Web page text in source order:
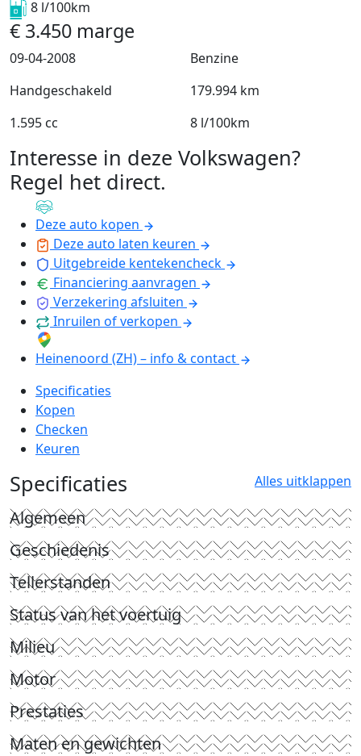
8 l/100km
€ 3.450 marge
09-04-2008
Benzine
Handgeschakeld
179.994 km
1.595 cc
8 l/100km
Interesse in deze Volkswagen?
Regel het direct.
Deze auto kopen
Deze auto laten keuren
Uitgebreide kentekencheck
Financiering aanvragen
Verzekering afsluiten
Inruilen of verkopen
Heinenoord (ZH) – info & contact
Specificaties
Kopen
Checken
Keuren
Specificaties Alles uitklappen
Algemeen
Geschiedenis
Tellerstanden
Status van het voertuig
Milieu
Motor
Prestaties
Maten en gewichten